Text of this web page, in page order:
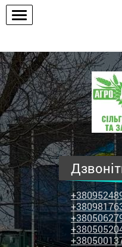
ПП
"Агродім-
центр"
-
продаж
техніки
та
запчастин